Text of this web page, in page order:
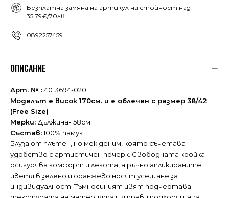
Безплатна замяна на артикул на стойност над
35.79€/70лв.
0892257459
ОПИСАНИЕ
Арт. № :4013694-020
Моделът е висок 170см. и е облечен с размер 38/42
(Free Size)
Мерки: Дължина- 58см.
Състав:100% памук
Блуза от плътен, но мек деним, която съчетава
удобство с артистичен почерк. Свободната кройка
осигурява комфорт и лекота, а ръчно апликираните
цветя в зелено и оранжево носят усещане за
индивидуалност. Тъмносиният цвят подчертава